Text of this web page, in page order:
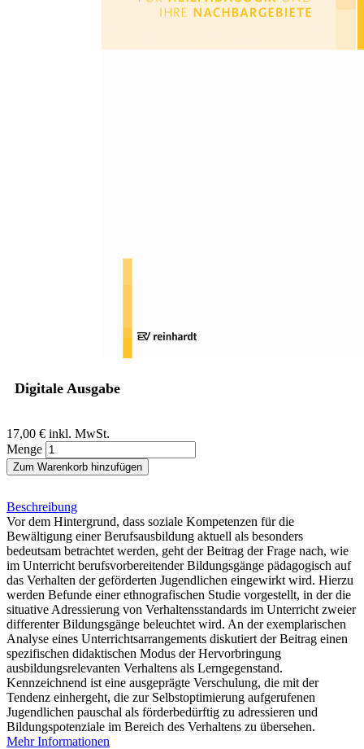
unterrichtliche Verschulung
ausbildungsrelevanten Verhaltens in der Berufsvorbereitung
Digitale Ausgabe
17,00 € inkl. MwSt.
Menge
Zum Warenkorb hinzufügen
Beschreibung
Vor dem Hintergrund, dass soziale Kompetenzen für die
Bewältigung einer Berufsausbildung aktuell als besonders
bedeutsam betrachtet werden, geht der Beitrag der Frage nach, wie
im Unterricht berufsvorbereitender Bildungsgänge pädagogisch auf
das Verhalten der geförderten Jugendlichen eingewirkt wird. Hierzu
werden Befunde einer ethnografischen Studie vorgestellt, in der die
situative Adressierung von Verhaltensstandards im Unterricht zweier
differenter Bildungsgänge beleuchtet wird. An der exemplarischen
Analyse eines Unterrichtsarrangements diskutiert der Beitrag einen
spezifischen didaktischen Modus der Hervorbringung
ausbildungsrelevanten Verhaltens als Lerngegenstand.
Kennzeichnend ist eine ausgeprägte Verschulung, die mit der
Tendenz einhergeht, die zur Selbstoptimierung aufgerufenen
Jugendlichen pauschal als förderbedürftig zu adressieren und
Bildungspotenziale im Bereich des Verhaltens zu übersehen.
Mehr Informationen